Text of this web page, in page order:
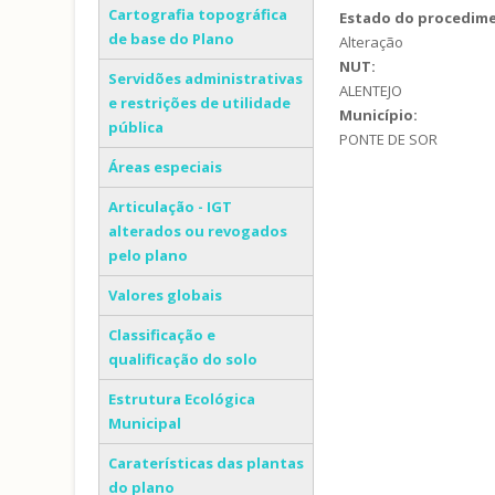
Cartografia topográfica
de base do Plano
Servidões administrativas
e restrições de utilidade
pública
Áreas especiais
Articulação - IGT
alterados ou revogados
pelo plano
Valores globais
Classificação e
qualificação do solo
Estrutura Ecológica
Municipal
Caraterísticas das plantas
do plano
Estado do
Alteração
NUT:
ALENTEJO
Município:
PONTE DE SOR